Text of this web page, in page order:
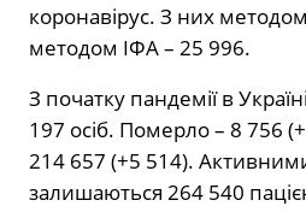
коронавірус. З них
методом ІФА – 25 996.
З початку пандемії в
197 осіб. Померло – 8 756
214 657 (+5 514).
залишаються 264 540